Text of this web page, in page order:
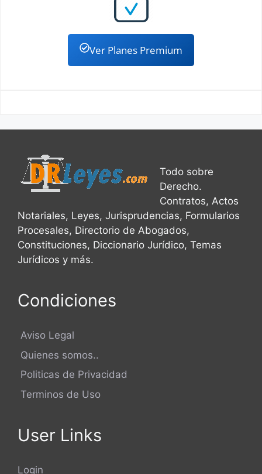
Ver Planes Premium
Todo sobre
Derecho.
Contratos, Actos
Notariales, Leyes, Jurisprudencias, Formularios
Procesales, Directorio de Abogados,
Constituciones, Diccionario Jurídico, Temas
Jurídicos y más.
Condiciones
Aviso Legal
Quienes somos..
Politicas de Privacidad
Terminos de Uso
User Links
Login